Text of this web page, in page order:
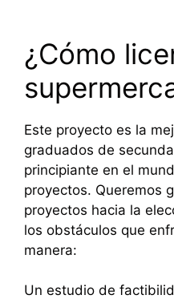
¿Cómo
Este proyecto es la
graduados de
principiante en el
proyectos. Queremos
proyectos hacia la
los obstáculos que
manera:
Un estudio de